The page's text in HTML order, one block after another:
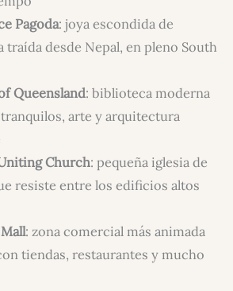
Pagoda: joya escondida de
traída desde Nepal, en pleno South
Queensland: biblioteca moderna
arte y arquitectura
Church: pequeña iglesia de
resiste entre los edificios altos
: zona comercial más animada
tiendas, restaurantes y mucho